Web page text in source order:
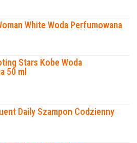
White Woda Perfumowana
Stars Kobe Woda
50 ml
Daily Szampon Codzienny